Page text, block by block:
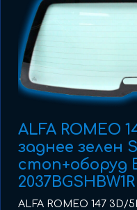
ALFA ROMEO
заднее зелен
стоп+оборуд
2037BGSHBW1R
ALFA ROMEO 147 3D/